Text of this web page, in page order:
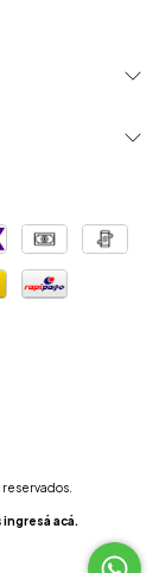
ingresá acá.